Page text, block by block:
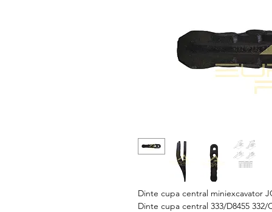
Dinte cupa central miniexcavator
Dinte cupa central 333/D8455 332/